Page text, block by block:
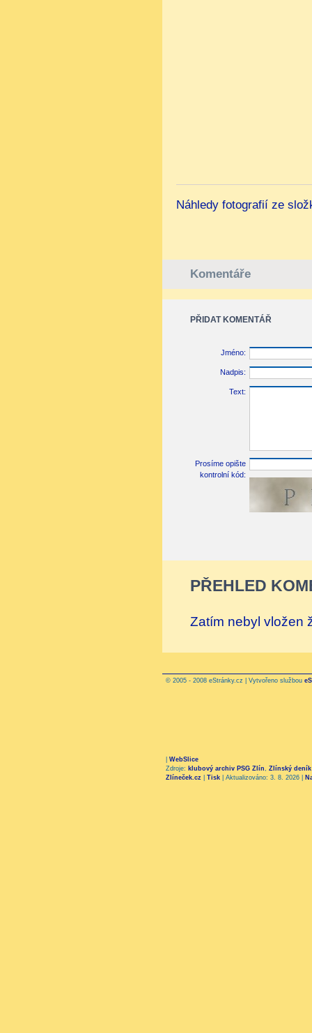
Náhledy fotografií ze
Komentáře
PŘIDAT KOMENTÁŘ
Jméno:
Nadpis:
Text:
Prosíme opište
kontrolní kód:
PŘEHLED
Zatím nebyl vložen
© 2005 - 2008 eStránky.cz | Vytvořeno službou
WebSlice
Zdroje: klubový archiv PSG Zlín, Zlínský deník
Zlíneček.cz
Tisk Aktualizováno: 3. 8. 2026